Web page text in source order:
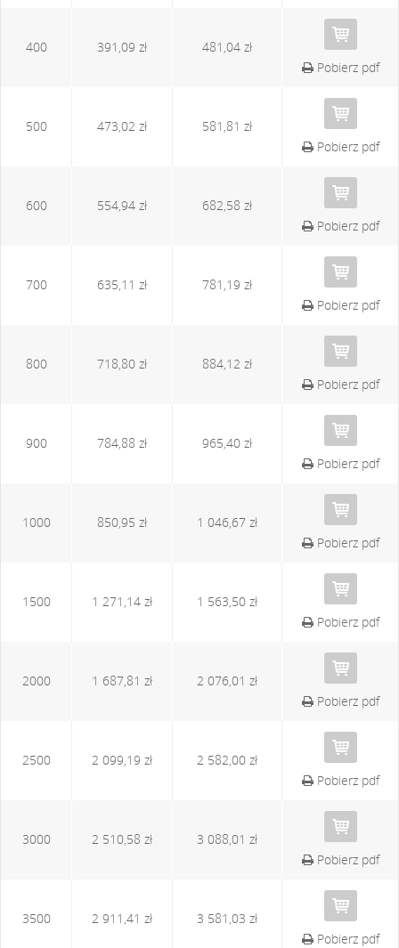
400 391,09 zł
481,04 zł
Pobierz pdf
500 473,02 zł
581,81 zł
Pobierz pdf
600 554,94 zł
682,58 zł
Pobierz pdf
700 635,11 zł
781,19 zł
Pobierz pdf
800 718,80 zł
884,12 zł
Pobierz pdf
900 784,88 zł
965,40 zł
Pobierz pdf
1000 850,95 zł
1 046,67 zł
Pobierz pdf
1500 1 271,14 zł
1 563,50 zł
Pobierz pdf
2000 1 687,81 zł
2 076,01 zł
Pobierz pdf
2500 2 099,19 zł
2 582,00 zł
Pobierz pdf
3000 2 510,58 zł
3 088,01 zł
Pobierz pdf
3500 2 911,41 zł
3 581,03 zł
Pobierz pdf